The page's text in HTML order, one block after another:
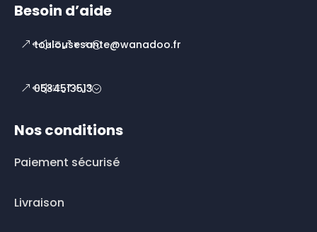
Besoin d’aide
toulousesante@wanadoo.fr
0534513513
Nos conditions
Paiement sécurisé
Livraison